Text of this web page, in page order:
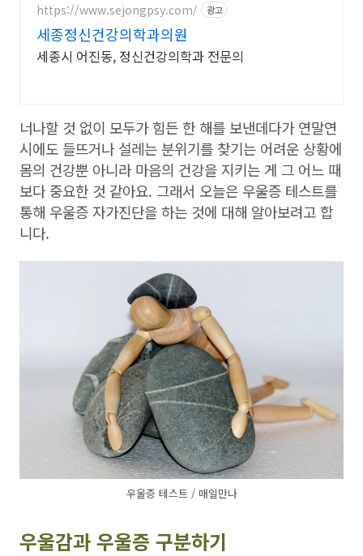
https://www.sejongpsy.com/ 광고
세종정신건강의학과의원
세종시 어진동, 정신건강의학과 전문의
너나할 것 없이 모두가 힘든 한 해를 보낸데다가 연말연
시에도 들뜨거나 설레는 분위기를 찾기는 어려운 상황에
몸의 건강뿐 아니라 마음의 건강을 지키는 게 그 어느 때
보다 중요한 것 같아요. 그래서 오늘은 우울증 테스트를
통해 우울증 자가진단을 하는 것에 대해 알아보려고 합
니다.
우울증 테스트 / 매일만나
우울감과 우울증 구분하기